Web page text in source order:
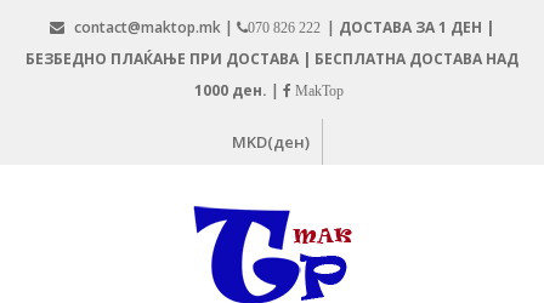
content
contact@maktop.mk | 070 826 222 | ДОСТАВА ЗА 1 ДЕН |
БЕЗБЕДНО ПЛАЌАЊЕ ПРИ ДОСТАВА | БЕСПЛАТНА ДОСТАВА НАД
1000 ден. | MakTop
MKD(ден)